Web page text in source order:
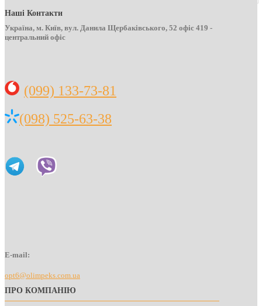
Наші Контакти
Україна, м. Київ, вул. Данила Щербаківського, 52 офіс 419 -
центральний офіс
(099) 133-73-81
(098) 525-63-38
E-mail:
opt6@olimpeks.com.ua
ПРО КОМПАНІЮ